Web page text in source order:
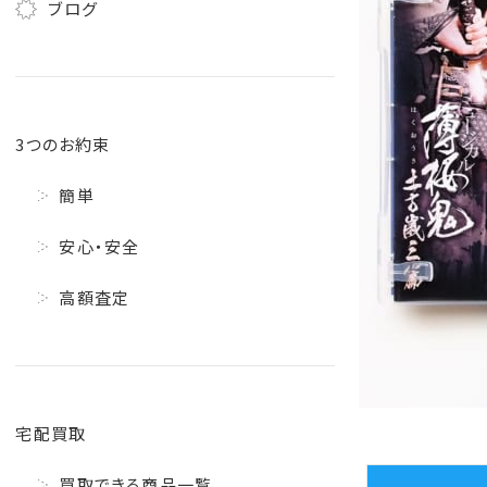
ブログ
3つのお約束
簡単
安心・安全
高額査定
宅配買取